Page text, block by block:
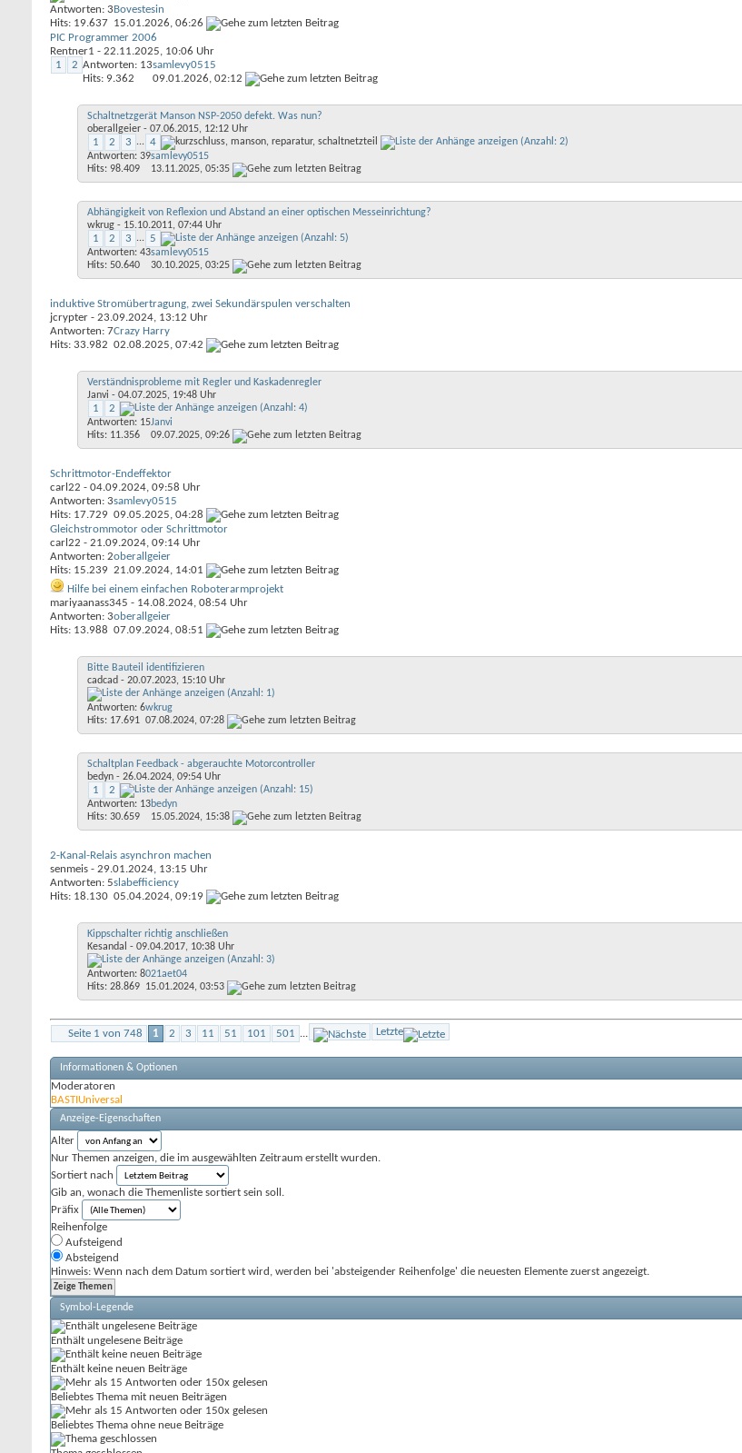
Antworten: 3
Hits: 19.637
Bovestesin
15.01.2026, 06:26
PIC Programmer 2006
Rentner1 - 22.11.2025, 10:06 Uhr
1
2 Antworten: 13
Hits: 9.362
samlevy0515
09.01.2026, 02:12
Schaltnetzgerät Manson NSP-2050 defekt. Was nun?
oberallgeier - 07.06.2015, 12:12 Uhr
1 2 3 ... 4
Antworten: 39
Hits: 98.409
samlevy0515
13.11.2025, 05:35
Abhängigkeit von Reflexion und Abstand an einer optischen Messeinrichtung?
wkrug - 15.10.2011, 07:44 Uhr
1 2 3 ... 5
Antworten: 43
Hits: 50.640
samlevy0515
30.10.2025, 03:25
induktive Stromübertragung, zwei Sekundärspulen verschalten
jcrypter - 23.09.2024, 13:12 Uhr
Antworten: 7
Hits: 33.982
Crazy Harry
02.08.2025, 07:42
Verständnisprobleme mit Regler und Kaskadenregler
Janvi - 04.07.2025, 19:48 Uhr
1 2
Antworten: 15
Hits: 11.356
Janvi
09.07.2025, 09:26
Schrittmotor-Endeffektor
carl22 - 04.09.2024, 09:58 Uhr
Antworten: 3
Hits: 17.729
samlevy0515
09.05.2025, 04:28
Gleichstrommotor oder Schrittmotor
carl22 - 21.09.2024, 09:14 Uhr
Antworten: 2
Hits: 15.239
oberallgeier
21.09.2024, 14:01
Hilfe bei einem einfachen Roboterarmprojekt
mariyaanass345 - 14.08.2024, 08:54 Uhr
Antworten: 3
Hits: 13.988
oberallgeier
07.09.2024, 08:51
Bitte Bauteil identifizieren
cadcad - 20.07.2023, 15:10 Uhr
Antworten: 6
Hits: 17.691
wkrug
07.08.2024, 07:28
Schaltplan Feedback - abgerauchte Motorcontroller
bedyn - 26.04.2024, 09:54 Uhr
1 2
Antworten: 13
Hits: 30.659
bedyn
15.05.2024, 15:38
2-Kanal-Relais asynchron machen
senmeis - 29.01.2024, 13:15 Uhr
Antworten: 5
Hits: 18.130
slabefficiency
05.04.2024, 09:19
Kippschalter richtig anschließen
Kesandal - 09.04.2017, 10:38 Uhr
Antworten: 8
Hits: 28.869
021aet04
15.01.2024, 03:53
Seite 1 von 748 1 2 3 11 51 101 501 Letzte
Informationen & Optionen
Moderatoren
BASTIUniversal
Anzeige-Eigenschaften
Alter
Nur Themen anzeigen, die im ausgewählten Zeitraum erstellt wurden.
Sortiert nach
Gib an, wonach die Themenliste sortiert sein soll.
Präfix
Reihenfolge
Aufsteigend
Absteigend
Hinweis: Wenn nach dem Datum sortiert wird, werden bei 'absteigender Reihenfolge' die neuesten Elemente zuerst angezeigt.
Symbol-Legende
Enthält ungelesene Beiträge
Enthält keine neuen Beiträge
Beliebtes Thema mit neuen Beiträgen
Beliebtes Thema ohne neue Beiträge